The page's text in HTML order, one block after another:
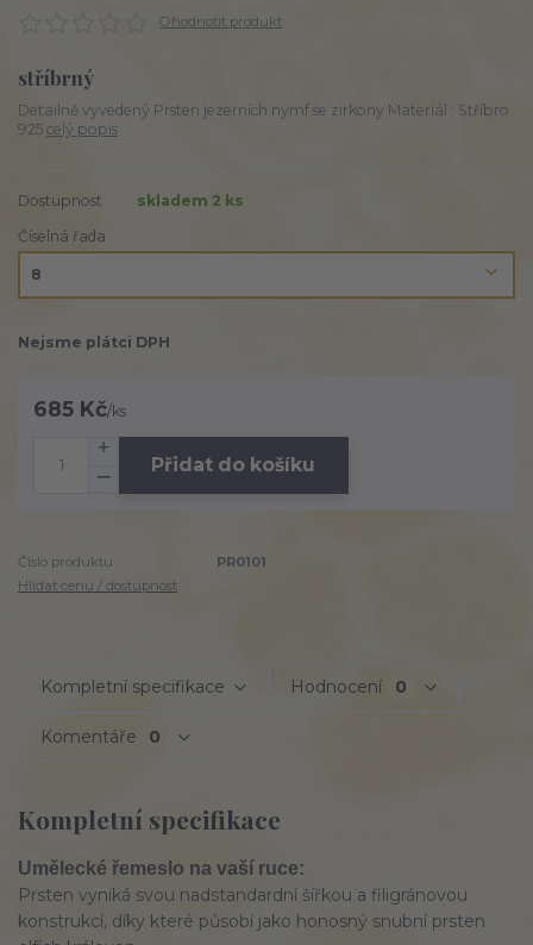
Ohodnotit produkt
stříbrný
Detailně vyvedený Prsten jezerních nymf se zirkony Materiál : Stříbro
925 celý popis
Dostupnost
skladem 2 ks
Číselná řada
Nejsme plátci DPH
685 Kč/ks
Přidat do košíku
Číslo produktu:
PR0101
Hlídat cenu / dostupnost
Kompletní specifikace Hodnocení 0
Komentáře 0
Kompletní specifikace
Umělecké řemeslo na vaší ruce:
Prsten vyniká svou nadstandardní šířkou a filigránovou
konstrukcí, díky které působí jako honosný snubní prsten